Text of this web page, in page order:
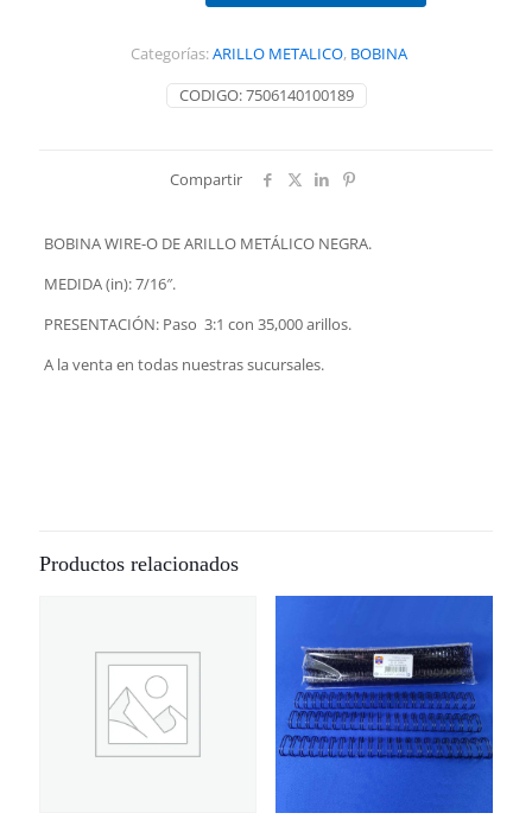
CODIGO:7506140100189
Categorías:ARILLO METALICO, BOBINA
Compartir
BOBINA WIRE-O DE ARILLO METÁLICO NEGRA.
MEDIDA (in): 7/16″.
PRESENTACIÓN: Paso 3:1 con 35,000 arillos.
A la venta en todas nuestras sucursales.
Productos relacionados